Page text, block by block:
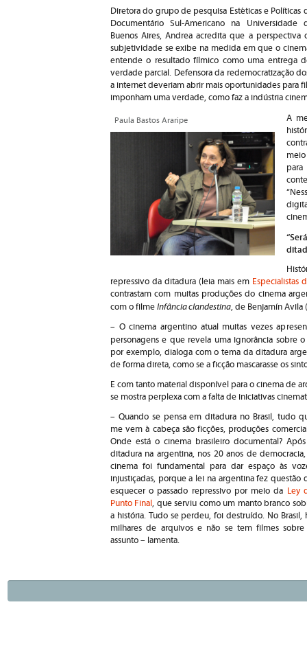
Diretora do grupo de pesquisa Estéticas e Políticas
Documentário Sul-Americano na Universidade
Buenos Aires, Andrea acredita que a perspectiva
subjetividade se exibe na medida em que o
entende o resultado fílmico como uma entrega
verdade parcial. Defensora da redemocratização
a internet deveriam abrir mais oportunidades para
imponham uma verdade, como faz a indústria
Paula Bastos Araripe
A
repressivo da ditadura (leia mais em Especialistas
contrastam com muitas produções do cinema
com o filme Infância clandestina, de Benjamín Avila
– O cinema argentino atual muitas vezes
personagens e que revela uma ignorância sobre
por exemplo, dialoga com o tema da ditadura
de forma direta, como se a ficção mascarasse os
E com tanto material disponível para o cinema de
se mostra perplexa com a falta de iniciativas
– Quando se pensa em ditadura no Brasil, tudo
me vem à cabeça são ficções, produções
Onde está o cinema brasileiro documental?
ditadura na argentina, nos 20 anos de
cinema foi fundamental para dar espaço às
injustiçadas, porque a lei na argentina fez questão
esquecer o passado repressivo por meio da Ley
Punto Final, que serviu como um manto branco
a história. Tudo se perdeu, foi destruído. No Brasil,
milhares de arquivos e não se tem filmes
assunto – lamenta.